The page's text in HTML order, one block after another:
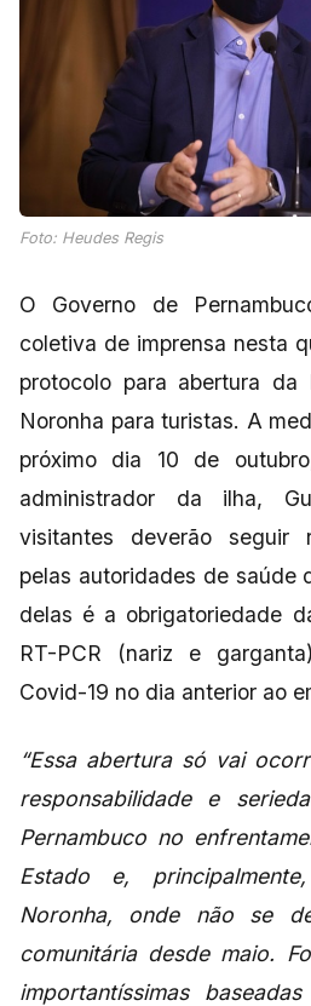
Foto: Heudes Regis
O Governo de
coletiva de imprensa nesta
protocolo para abertura
Noronha para turistas. A
próximo dia 10 de
administrador da ilha,
visitantes deverão seguir
pelas autoridades de saúde
delas é a obrigatoriedade
RT-PCR (nariz e
Covid-19 no dia anterior ao
“Essa abertura só vai
responsabilidade e
Pernambuco no
Estado e,
Noronha, onde não se
comunitária desde maio.
importantíssimas